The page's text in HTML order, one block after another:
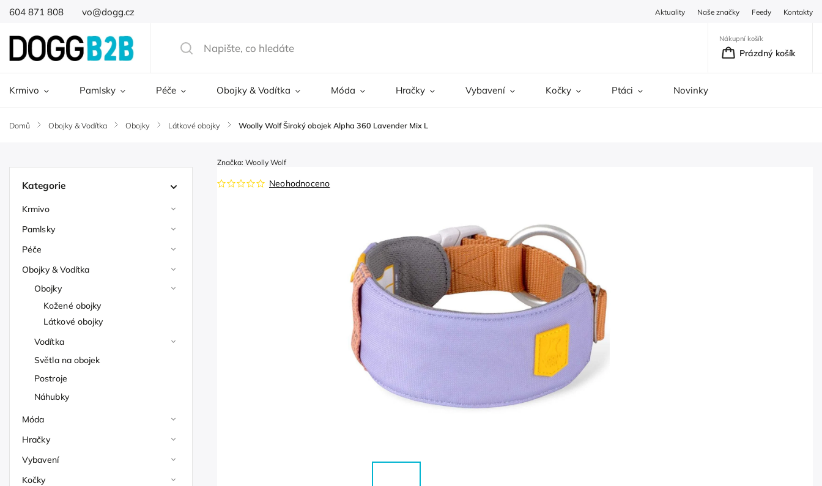
604 871 808 vo@dogg.cz Aktuality Naše značky Feedy Kontakty
Nákupní košík
Prázdný košík
Krmivo Pamlsky Péče Obojky & Vodítka Móda Hračky Vybavení Kočky Ptáci Novinky
Domů / Obojky & Vodítka / Obojky / Látkové obojky / Woolly Wolf Široký obojek Alpha 360 Lavender Mix L
Kategorie
Krmivo
Pamlsky
Péče
Obojky & Vodítka
Obojky
Kožené obojky
Látkové obojky
Vodítka
Světla na obojek
Postroje
Náhubky
Móda
Hračky
Vybavení
Kočky
Neohodnoceno
Značka: Woolly Wolf